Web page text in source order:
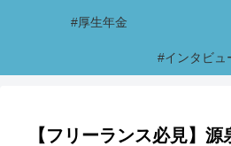
#厚生年金
#インタビュ
【フリーランス必見】